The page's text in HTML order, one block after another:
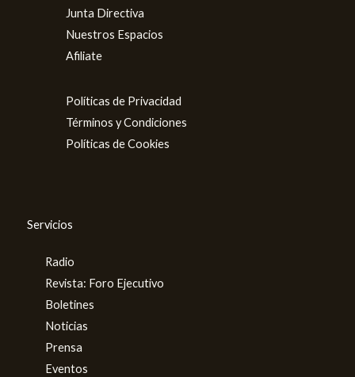
Junta Directiva
Nuestros Espacios
Afiliate
Políticas de Privacidad
Términos y Condiciones
Políticas de Cookies
Servicios
Radio
Revista: Foro Ejecutivo
Boletines
Noticias
Prensa
Eventos